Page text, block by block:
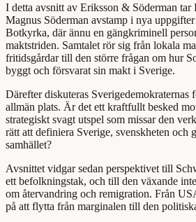
I detta avsnitt av Eriksson & Söderman tar
Magnus Söderman avstamp i nya
Botkyrka, där ännu en gängkriminell
maktstriden. Samtalet rör sig från lokala
fritidsgårdar till den större frågan om hur
byggt och försvarat sin makt i Sverige.
Därefter diskuteras Sverigedemokraternas
allmän plats. Är det ett kraftfullt besked
strategiskt svagt utspel som missar den
rätt att definiera Sverige, svenskheten och
samhället?
Avsnittet vidgar sedan perspektivet till
ett befolkningstak, och till den växande
om återvandring och remigration. Från
på att flytta från marginalen till den